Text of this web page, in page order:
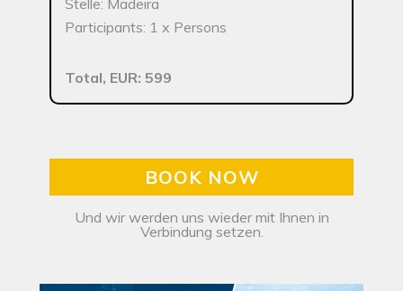
Stelle: Madeira
Participants: 1 x Persons
Total, EUR: 599
BOOK NOW
Und wir werden uns wieder mit Ihnen in
Verbindung setzen.